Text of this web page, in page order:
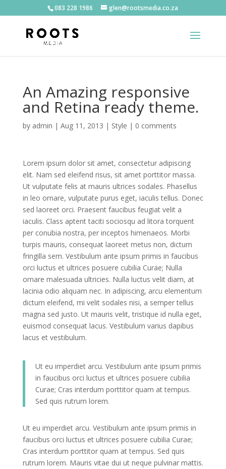
083 228 1986 glen@rootsmedia.co.za
An Amazing responsive
and Retina ready theme.
by admin | Aug 11, 2013 | Style | 0 comments
Lorem ipsum dolor sit amet, consectetur adipiscing
elit. Nam sed eleifend risus, sit amet porttitor massa.
Ut vulputate felis at mauris ultrices sodales. Phasellus
in leo ornare, vulputate purus eget, iaculis tellus. Donec
sed laoreet orci. Praesent faucibus feugiat velit a
iaculis. Class aptent taciti sociosqu ad litora torquent
per conubia nostra, per inceptos himenaeos. Morbi
turpis mauris, consequat laoreet metus non, dictum
fringilla sem. Vestibulum ante ipsum primis in faucibus
orci luctus et ultrices posuere cubilia Curae; Nulla
ornare malesuada ultricies. Nulla luctus velit diam, at
lacinia odio aliquam nec. In adipiscing, arcu elementum
dictum eleifend, mi velit sodales nisi, a semper tellus
magna sed justo. Ut mauris velit, tristique id nulla eget,
euismod consequat lacus. Vestibulum varius dapibus
lacus et vestibulum.
Ut eu imperdiet arcu. Vestibulum ante ipsum primis
in faucibus orci luctus et ultrices posuere cubilia
Curae; Cras interdum porttitor quam at tempus.
Sed quis rutrum lorem.
Ut eu imperdiet arcu. Vestibulum ante ipsum primis in
faucibus orci luctus et ultrices posuere cubilia Curae;
Cras interdum porttitor quam at tempus. Sed quis
rutrum lorem. Mauris vitae dui ut neque pulvinar mattis.